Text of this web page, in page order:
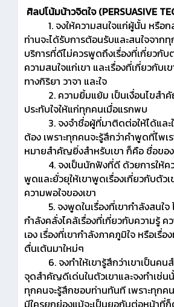
ศิลปโน้มน้าวจิตใจ (PERSUASIVE
1. จงให้ความสนใจแก่ผู้นั้น หรือก
ท่านจะได้รับการต้อนรับและสนใจจา
บริการที่ดีไม่ควรพูดถึงเรื่องที่เกี่ยวกับ
ความสนใจแก่เขา และเรื่องที่เกี่ยวกับ
ทางกิริยา วาจา และใจ
2. ความยิ้มแย้ม เป็นเงื่อนไขสำคั
ประทับใจให้แก่ทุกคนเมื่อแรกพบ
3. จงจำชื่อผู้ที่มาติดต่อให้ได้และใ
ต้อง เพราะทุกคนจะรู้สึกว่าคำพูดที่ไพเ
หมายสำคัญยิ่งสำหรับเขา ก็คือ ชื่อของ
4. จงเป็นนักฟังที่ดี ด้วยการให้ควา
พูดและยั่วยุให้เขาพูดเรื่องเกี่ยวกับตัวเ
ความพอใจของเขา
5. จงพูดในเรื่องที่เขากำลังสนใจ
กำลังคลั่งไคล้เรื่องที่เกี่ยวกับความรู้ ค
เอง เรื่องที่เขากำลังภาคภูมิใจ หรือเรื่
ตื่นเต้นมาใหม่ๆ
6. จงทำให้เขารู้สึกว่าเขาเป็นคน
จุดสำคัญดีเด่นในตัวเขาและจงทำเช่น
ทุกคนจะรู้สึกชอบท่านทันที เพราะทุก